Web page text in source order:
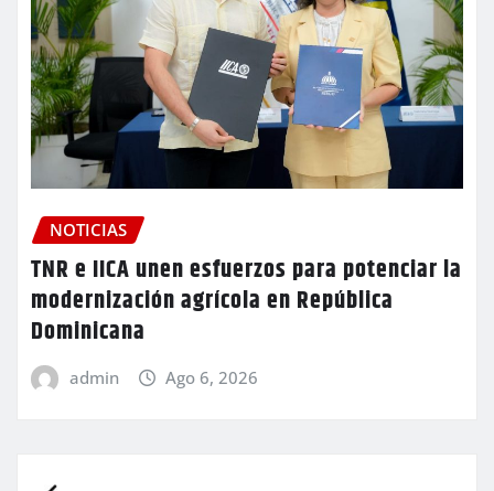
NOTICIAS
TNR e IICA unen esfuerzos para potenciar la
modernización agrícola en República
Dominicana
admin Ago 6, 2026